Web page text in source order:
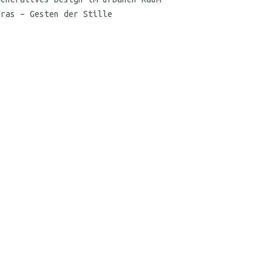
– Gesten der Stille